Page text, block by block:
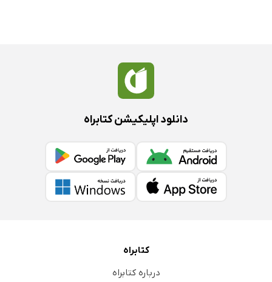
دانلود اپلیکیشن کتابراه
کتابراه
درباره کتابراه